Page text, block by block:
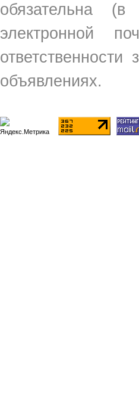
обязательна
электронной
объявлениях.